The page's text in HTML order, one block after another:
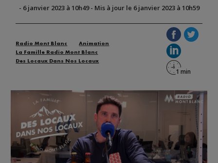
- 6 janvier 2023 à 10h49- Mis à jour le 6 janvier 2023 à 10h59
Radio Mont Blanc
Animation
La Famille Radio Mont Blanc
Des Locaux Dans Nos Locaux